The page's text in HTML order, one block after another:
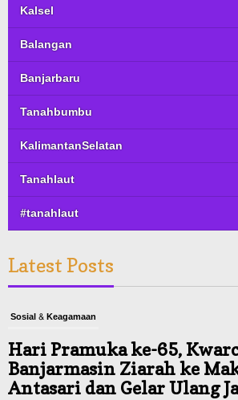
Kalsel
Balangan
Banjarbaru
Tanahbumbu
KalimantanSelatan
Tanahlaut
#tanahlaut
Latest Posts
Sosial & Keagamaan
Hari Pramuka ke-65,
Banjarmasin Ziarah ke
Antasari dan Gelar Ulang